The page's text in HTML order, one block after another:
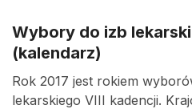
Wybory do izb
(kalendarz)
Rok 2017 jest rokiem
lekarskiego VIII kadencji.